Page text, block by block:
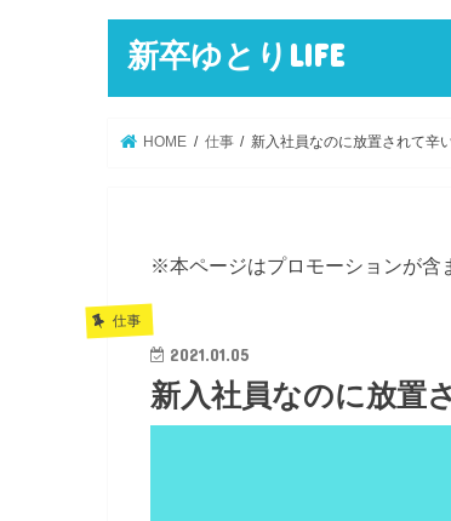
新卒ゆとりLIFE
HOME 仕事 新入社員なのに放置されて辛
※本ページはプロモーションが含
仕事
2021.01.05
新入社員なのに放置